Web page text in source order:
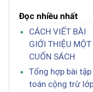
Đọc nhiều nhất
CÁCH VIẾT BÀI
GIỚI THIỆU MỘT
CUỐN SÁCH
Tổng hợp bài tập
toán cộng trừ